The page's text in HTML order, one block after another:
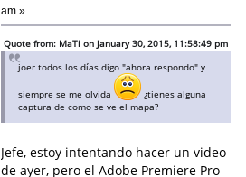
am »
Quote from: MaTi on January 30, 2015, 11:58:49 pm
joer todos los días digo "ahora respondo" y
siempre se me olvida
¿tienes alguna
captura de como se ve el mapa?
Jefe, estoy intentando hacer un video
de ayer, pero el Adobe Premiere Pro